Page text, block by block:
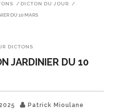
/ DICTON DU JOUR /
DU 10 MARS
DICTONS
JARDINIER DU 10
Patrick Mioulane